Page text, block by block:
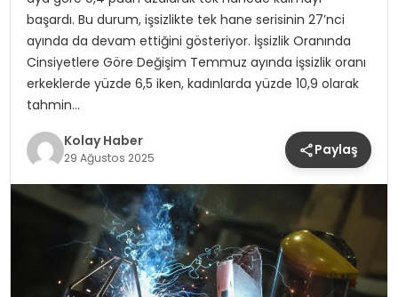
başardı. Bu durum, işsizlikte tek hane serisinin 27’nci
ayında da devam ettiğini gösteriyor. İşsizlik Oranında
Cinsiyetlere Göre Değişim Temmuz ayında işsizlik oranı
erkeklerde yüzde 6,5 iken, kadınlarda yüzde 10,9 olarak
tahmin…
Kolay Haber
29 Ağustos 2025 Paylaş